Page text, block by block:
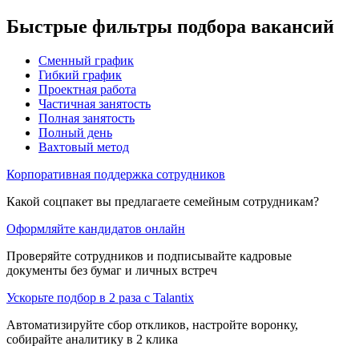
Быстрые фильтры подбора вакансий
Сменный график
Гибкий график
Проектная работа
Частичная занятость
Полная занятость
Полный день
Вахтовый метод
Корпоративная поддержка сотрудников
Какой соцпакет вы предлагаете семейным сотрудникам?
Оформляйте кандидатов онлайн
Проверяйте сотрудников и подписывайте кадровые
документы без бумаг и личных встреч
Ускорьте подбор в 2 раза с Talantix
Автоматизируйте сбор откликов, настройте воронку,
собирайте аналитику в 2 клика